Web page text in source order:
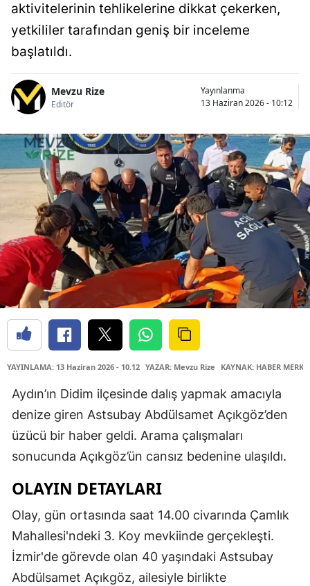
aktivitelerinin tehlikelerine dikkat çekerken,
yetkililer tarafından geniş bir inceleme
başlatıldı.
Mevzu Rize
Editör
Yayınlanma
13 Haziran 2026 - 10:12
YAYINLAMA: 13 Haziran 2026 - 10.12 YAZAR: Mevzu Rize KAYNAK: HABER
Aydın’ın Didim ilçesinde dalış yapmak amacıyla
denize giren Astsubay Abdülsamet Açıkgöz’den
üzücü bir haber geldi. Arama çalışmaları
sonucunda Açıkgöz’ün cansız bedenine ulaşıldı.
OLAYIN DETAYLARI
Olay, gün ortasında saat 14.00 civarında Çamlık
Mahallesi'ndeki 3. Koy mevkiinde gerçekleşti.
İzmir'de görevde olan 40 yaşındaki Astsubay
Abdülsamet Açıkgöz, ailesiyle birlikte